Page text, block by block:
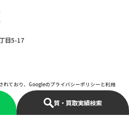
質・買取実績検索
目5-17
れており、Googleのプライバシーポリシーと利用